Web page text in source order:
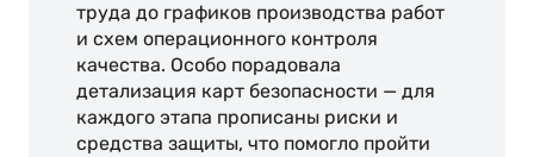
труда до графиков производства работ
и схем операционного контроля
качества. Особо порадовала
детализация карт безопасности — для
каждого этапа прописаны риски и
средства защиты, что помогло пройти